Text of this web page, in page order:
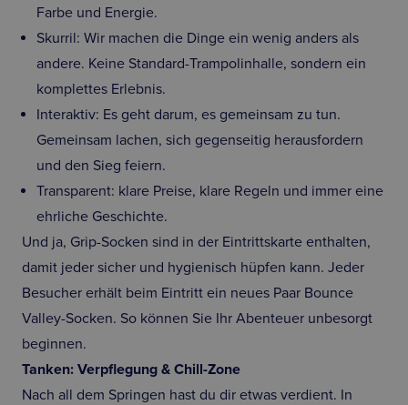
Farbe und Energie.
Skurril: Wir machen die Dinge ein wenig anders als
andere. Keine Standard-Trampolinhalle, sondern ein
komplettes Erlebnis.
Interaktiv: Es geht darum, es gemeinsam zu tun.
Gemeinsam lachen, sich gegenseitig herausfordern
und den Sieg feiern.
Transparent: klare Preise, klare Regeln und immer eine
ehrliche Geschichte.
Und ja, Grip-Socken sind in der Eintrittskarte enthalten,
damit jeder sicher und hygienisch hüpfen kann. Jeder
Besucher erhält beim Eintritt ein neues Paar Bounce
Valley-Socken. So können Sie Ihr Abenteuer unbesorgt
beginnen.
Tanken: Verpflegung & Chill-Zone
Nach all dem Springen hast du dir etwas verdient. In